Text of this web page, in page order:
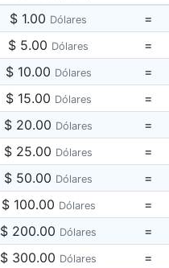
$ 1.00 Dólares =
$ 5.00 Dólares =
$ 10.00 Dólares =
$ 15.00 Dólares =
$ 20.00 Dólares =
$ 25.00 Dólares =
$ 50.00 Dólares =
$ 100.00 Dólares =
$ 200.00 Dólares =
$ 300.00 Dólares =